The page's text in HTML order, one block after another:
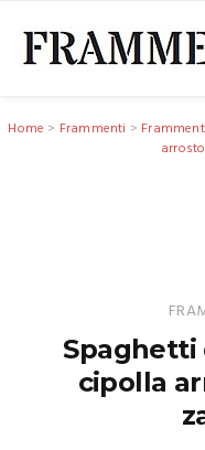
Home > Frammenti >
Spaghetti
cipolla